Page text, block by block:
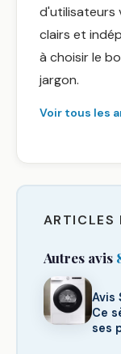
d'utilisateurs
clairs et
à choisir le
jargon.
Voir tous les
ARTICLES
Autres avis
Avis
Ce
ses